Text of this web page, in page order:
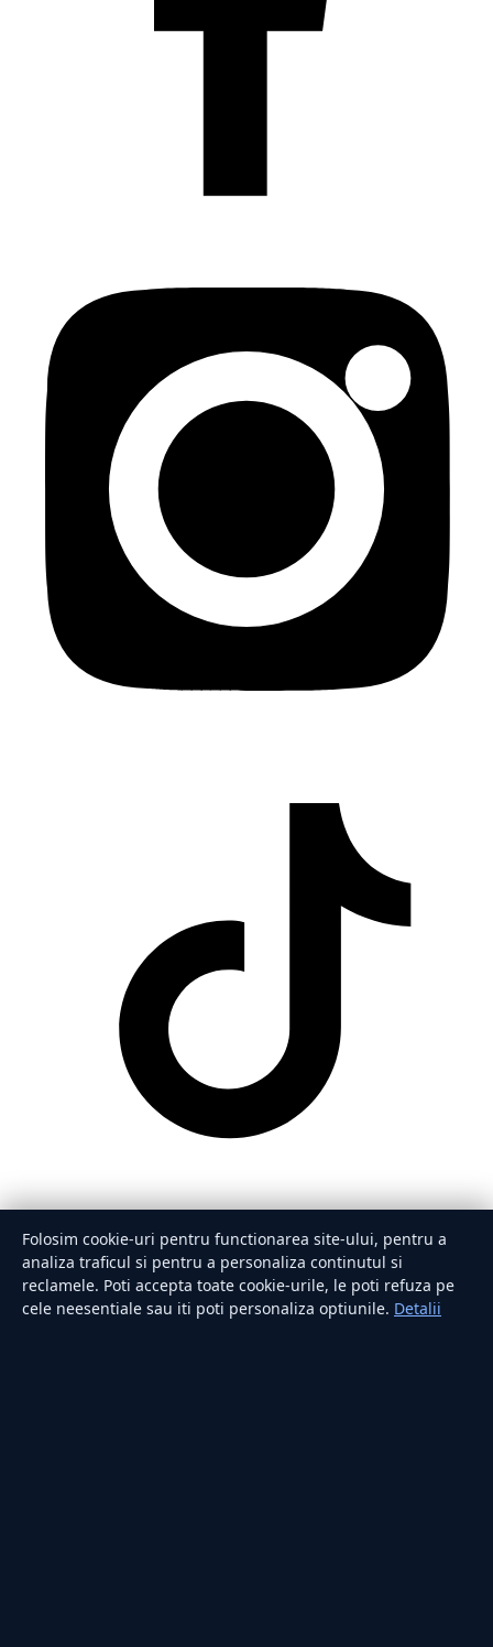
Folosim cookie-uri pentru functionarea site-ului, pentru a
analiza traficul si pentru a personaliza continutul si
reclamele. Poti accepta toate cookie-urile, le poti refuza pe
cele neesentiale sau iti poti personaliza optiunile. Detalii